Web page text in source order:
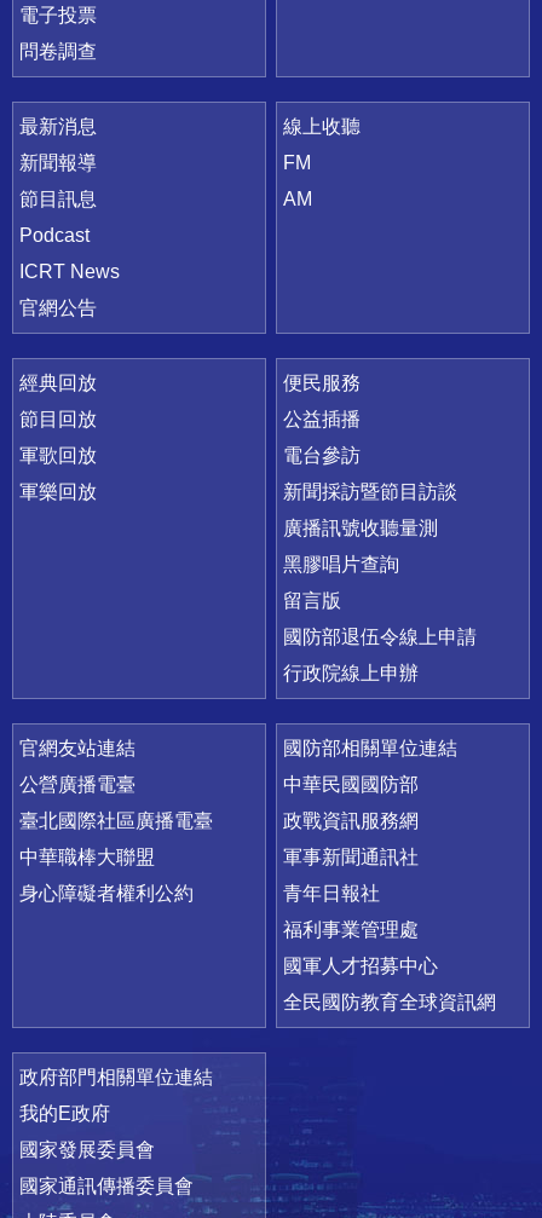
電子投票
問卷調查
最新消息
新聞報導
節目訊息
Podcast
ICRT News
官網公告
線上收聽
FM
AM
經典回放
節目回放
軍歌回放
軍樂回放
便民服務
公益插播
電台參訪
新聞採訪暨節目訪談
廣播訊號收聽量測
黑膠唱片查詢
留言版
國防部退伍令線上申請
行政院線上申辦
官網友站連結
公營廣播電臺
臺北國際社區廣播電臺
中華職棒大聯盟
身心障礙者權利公約
國防部相關單位連結
中華民國國防部
政戰資訊服務網
軍事新聞通訊社
青年日報社
福利事業管理處
國軍人才招募中心
全民國防教育全球資訊網
政府部門相關單位連結
我的E政府
國家發展委員會
國家通訊傳播委員會